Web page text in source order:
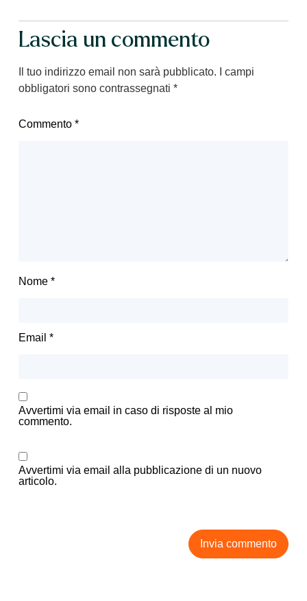
Lascia un commento
Il tuo indirizzo email non sarà pubblicato.
I campi
obbligatori sono contrassegnati *
Commento *
Nome *
Email *
Avvertimi via email in caso di risposte al mio
commento.
Avvertimi via email alla pubblicazione di un nuovo
articolo.